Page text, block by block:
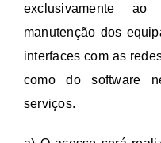
exclusivamente
manutenção dos
interfaces com as
como do software
serviços.